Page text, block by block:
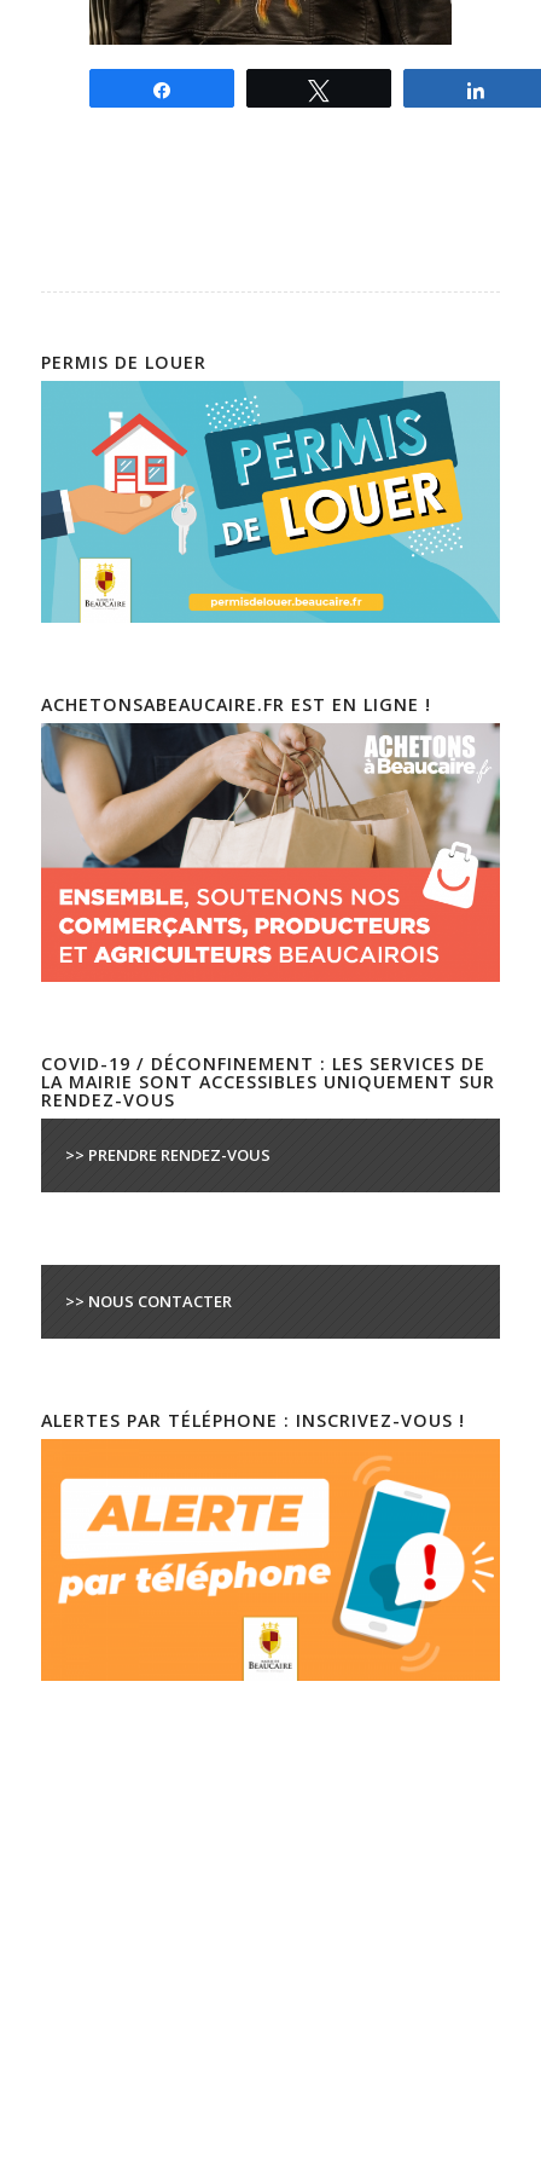
PERMIS DE LOUER
ACHETONSABEAUCAIRE.FR EST EN LIGNE !
COVID-19 / DÉCONFINEMENT : LES SERVICES DE
LA MAIRIE SONT ACCESSIBLES UNIQUEMENT SUR
RENDEZ-VOUS
>> PRENDRE RENDEZ-VOUS
>> NOUS CONTACTER
ALERTES PAR TÉLÉPHONE : INSCRIVEZ-VOUS !